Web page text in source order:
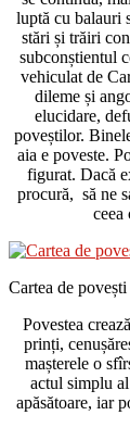
luptă cu balauri
stări și trăiri
subconștientul
vehiculat de
dileme și
elucidare,
poveștilor.
aia e poveste.
figurat. Dacă
procură, să ne
ceea
Cartea de
Povestea
prinți,
mașterele o
actul simplu
apăsătoare, iar